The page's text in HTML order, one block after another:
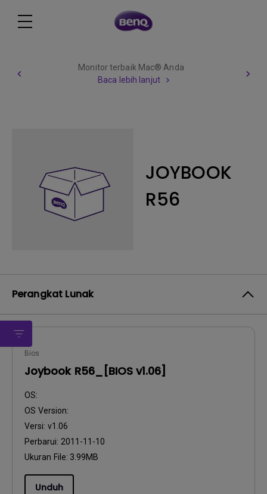
Monitor terbaik Mac® Anda
Baca lebih lanjut
JOYBOOK
R56
Perangkat Lunak
Bios
Joybook R56_[BIOS v1.06]
OS:
OS Version:
Versi: v1.06
Perbarui: 2011-11-10
Ukuran File: 3.99MB
Unduh